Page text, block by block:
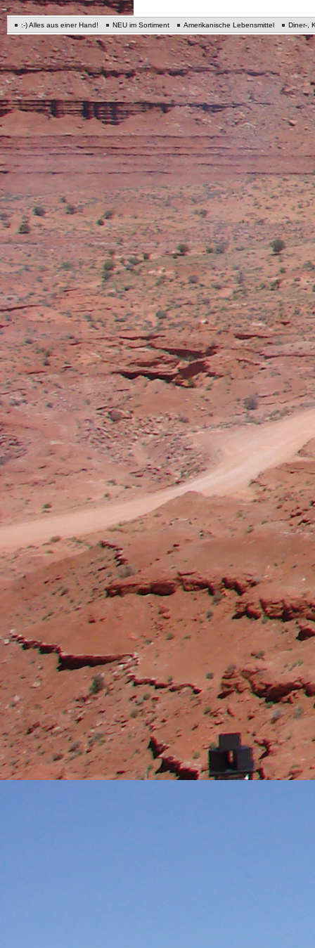
:-) Alles aus einer Hand! NEU im Sortiment Amerikanische Lebensmittel Diner-,